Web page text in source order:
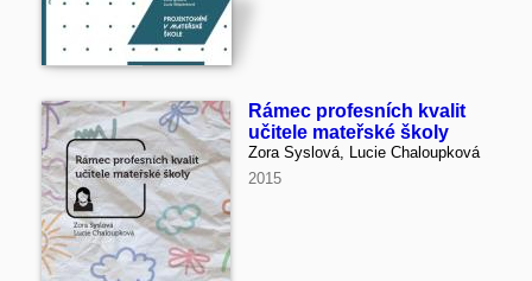
Rámec profesních kvalit
učitele mateřské školy
Zora Syslová, Lucie Chaloupková
2015